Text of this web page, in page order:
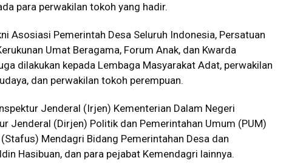
para perwakilan tokoh yang hadir.
Asosiasi Pemerintah Desa Seluruh Indonesia, Persatuan
Umat Beragama, Forum Anak, dan Kwarda
dilakukan kepada Lembaga Masyarakat Adat, perwakilan
dan perwakilan tokoh perempuan.
Jenderal (Irjen) Kementerian Dalam Negeri
Jenderal (Dirjen) Politik dan Pemerintahan Umum (PUM)
Mendagri Bidang Pemerintahan Desa dan
Hasibuan, dan para pejabat Kemendagri lainnya.